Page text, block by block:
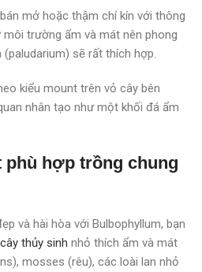
mở hoặc thậm chí kín với thông
trường ẩm và mát nên phong
sẽ rất thích hợp.
kiểu mount trên vỏ cây bên
nhân tạo như một khối đá ẩm
phù hợp trồng chung
và hài hòa với Bulbophyllum, bạn
cây thủy sinh nhỏ thích ẩm và mát
mosses (rêu), các loài lan nhỏ